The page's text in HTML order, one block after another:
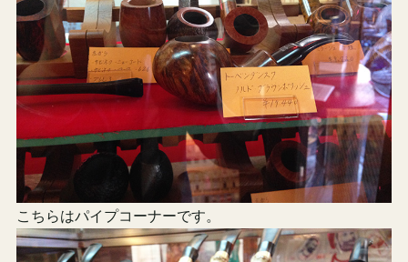
こちらはパイプコーナーです。